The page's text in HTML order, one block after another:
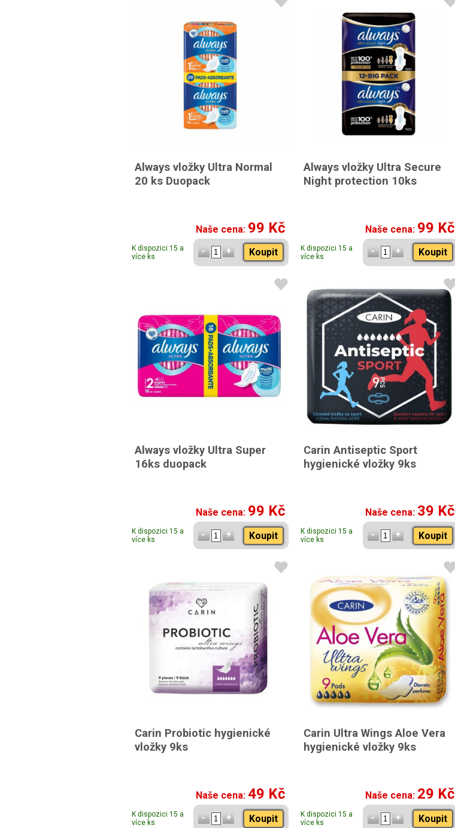
Always vložky Ultra Normal
20 ks Duopack
Naše cena: 99 Kč
K dispozici 15 a
více ks
Koupit
Always vložky Ultra Secure
Night protection 10ks
Naše cena: 99 Kč
K dispozici 15 a
více ks
Koupit
Always vložky Ultra Super
16ks duopack
Naše cena: 99 Kč
K dispozici 15 a
více ks
Koupit
Carin Antiseptic Sport
hygienické vložky 9ks
Naše cena: 39 Kč
K dispozici 15 a
více ks
Koupit
Carin Probiotic hygienické
vložky 9ks
Naše cena:49 Kč
K dispozici 15 a
více ks
Koupit
Carin Ultra Wings Aloe Vera
hygienické vložky 9ks
Naše cena: 29 Kč
K dispozici 15 a
více ks
Koupit